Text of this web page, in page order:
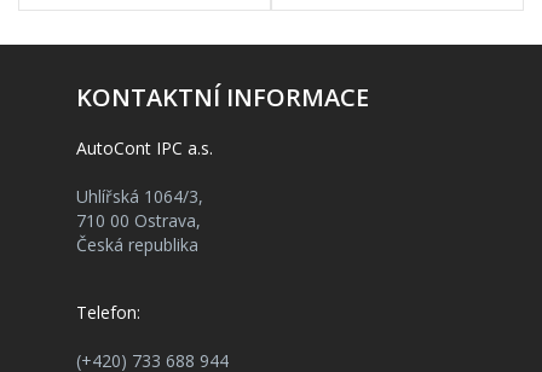
KONTAKTNÍ INFORMACE
AutoCont IPC a.s.
Uhlířská 1064/3,
710 00 Ostrava,
Česká republika
Telefon:
(+420) 733 688 944